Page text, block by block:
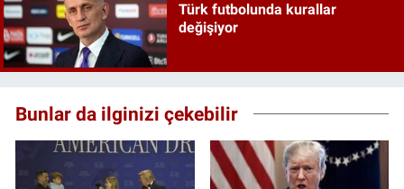
Türk futbolunda kurallar
değişiyor
Bunlar da ilginizi çekebilir